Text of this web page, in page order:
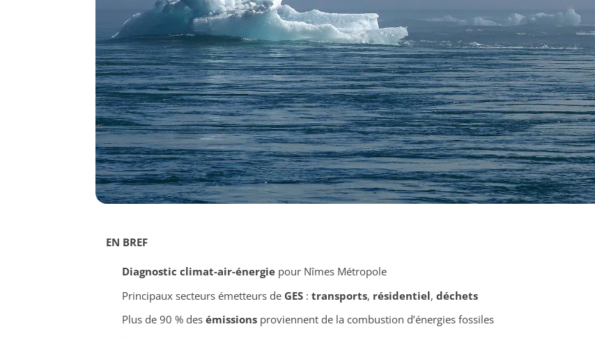
EN BREF
Diagnostic climat-air-énergiepour Nîmes Métropole
Principaux secteurs émetteurs de GES: transports, résidentiel, déchets
Plus de 90 % des émissionsproviennent de la combustion d’énergies fossiles